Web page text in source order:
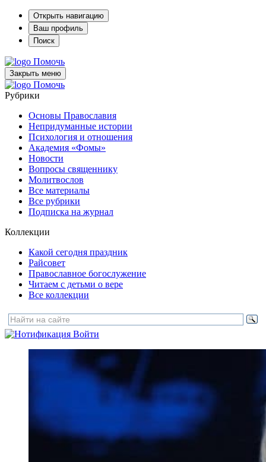
Открыть навигацию
Ваш профиль
Поиск
Помочь
Закрыть меню
Помочь
Рубрики
Основы Православия
Непридуманные истории
Психология и отношения
Академия «Фомы»
Новости
Вопросы священнику
Молитвослов
Все материалы
Все рубрики
Подписка на журнал
Коллекции
Какой сегодня праздник
Райсовет
Православное богослужение
Читаем с детьми о вере
Все коллекции
Войти